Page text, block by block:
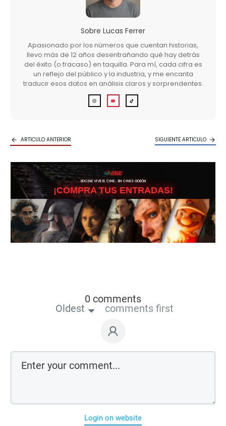
Sobre Lucas Ferrer
Apasionado por los números que cuentan historias,
llevo más de 12 años desentrañando qué hay detrás
del éxito (o fracaso) en taquilla. Para mí, cada cifra es
un reflejo del público y la industria, y me encanta
traducir esos datos en análisis claros y sorprendentes.
ARTICULO ANTERIOR SIGUIENTE ARTICULO
3DCINE VIVE EL CINE… EN CINES ODEÓN
¡COMPRA TUS ENTRADAS!
0 comments
Oldest comments first
Login on website